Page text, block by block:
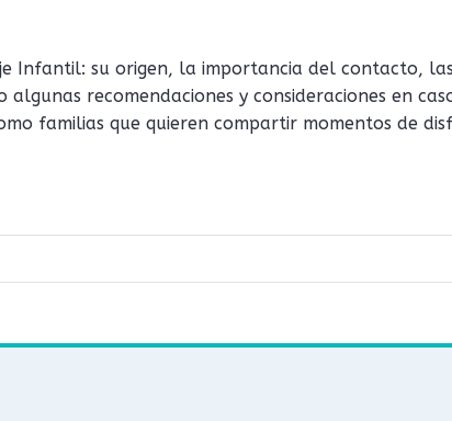
Infantil: su origen, la importancia del contacto,
algunas recomendaciones y consideraciones en
familias que quieren compartir momentos de